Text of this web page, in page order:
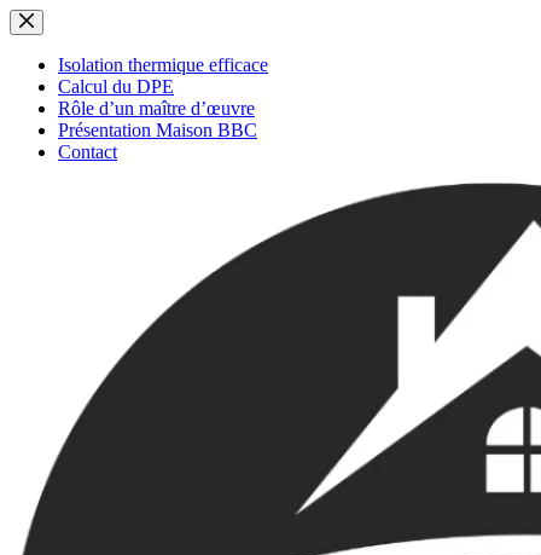
Passer
au
contenuIsolation thermique efficace
Calcul du DPE
Rôle d’un maître d’œuvre
Présentation Maison BBC
Contact